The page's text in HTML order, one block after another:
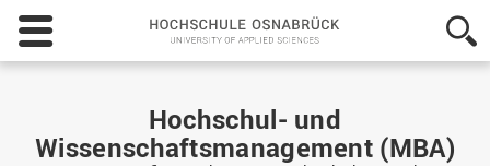
Hochschule
Osnabrück
-
Sciences
Hochschul- und
Wissenschaftsmanagement (MBA)